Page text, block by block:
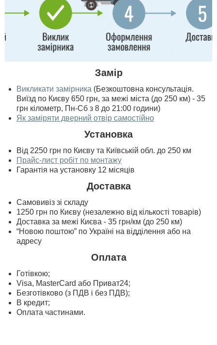
Замір
Викликати замірника (Безкоштовна консультація.
Виїзд по Києву 650 грн, за межі міста (до 250 км) - 35
грн кілометр, Пн-Сб з 8 до 21:00 години)
Як заміряти дверний отвір самостійно
Установка
Від 2250 грн по Києву та Київській обл. до 250 км
Прайс-лист робіт по монтажу
Гарантія на установку 12 місяців
Доставка
Самовивіз зі складу
1250 грн по Києву (незалежно від кількості товарів)
Доставка за межі Києва - 35 грн/км (до 250 км)
“Новою поштою” по Україні на відділення або на
адресу
Оплата
Готівкою;
Visa, MasterСard або Приват24;
Безготівково (з ПДВ і без ПДВ);
В кредит;
Оплата частинами.